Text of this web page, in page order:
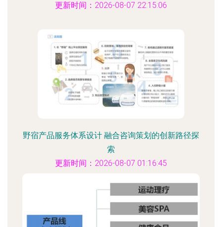
更新时间：2026-08-07 22:15:06
野宿产品服务体系设计 融合咨询策划的创新路径探
索
更新时间：2026-08-07 01:16:45